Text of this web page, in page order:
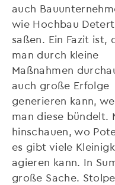
auch
wie Hochbau Detert
saßen. Ein Fazit ist,
man durch kleine
Maßnahmen
auch große Erfolge
generieren kann,
man diese bündelt.
hinschauen, wo
es gibt viele
agieren kann. In
große Sache.